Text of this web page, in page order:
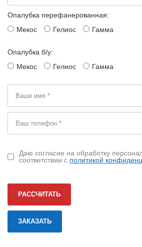
Опалубка перефанерованная:
Мекос
Гелиос Гамма
Опалубка б/у:
Мекос
Гелиос Гамма
Даю согласие на обработку
соответствии с политикой
РАССЧИТАТЬ